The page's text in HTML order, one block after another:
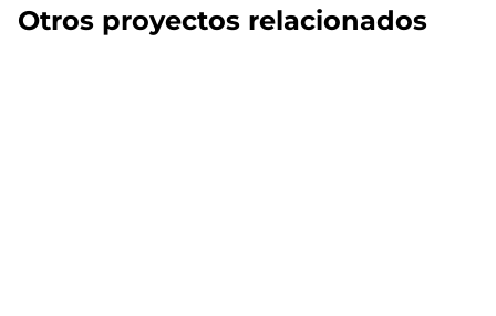
Otros proyectos relacionados